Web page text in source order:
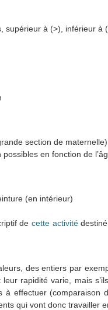
supérieur à (>), inférieur à
section de maternelle)
en fonction de
(en intérieur)
de cette activitédestiné
des entiers par
rapidité varie, mais
effectuer
qui vont donc travailler